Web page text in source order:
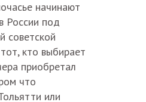
начинают
России под
советской
кто выбирает
приобретал
что
или